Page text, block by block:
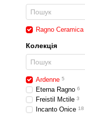
Ragno Ceramica
Колекція
Ardenne 5
Eterna Ragno 6
Freistil Mctile 3
Incanto Onice 18